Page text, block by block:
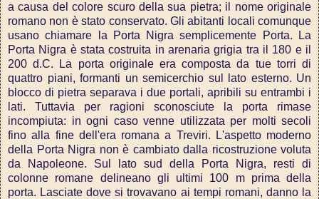
a causa del colore scuro della sua pietra; il nome originale
romano non è stato conservato. Gli abitanti locali comunque
usano chiamare la Porta Nigra semplicemente Porta. La
Porta Nigra è stata costruita in arenaria grigia tra il 180 e il
200 d.C. La porta originale era composta da tue torri di
quattro piani, formanti un semicerchio sul lato esterno. Un
blocco di pietra separava i due portali, apribili su entrambi i
lati. Tuttavia per ragioni sconosciute la porta rimase
incompiuta: in ogni caso venne utilizzata per molti secoli
fino alla fine dell'era romana a Treviri. L'aspetto moderno
della Porta Nigra non è cambiato dalla ricostruzione voluta
da Napoleone. Sul lato sud della Porta Nigra, resti di
colonne romane delineano gli ultimi 100 m prima della
porta. Lasciate dove si trovavano ai tempi romani, danno la